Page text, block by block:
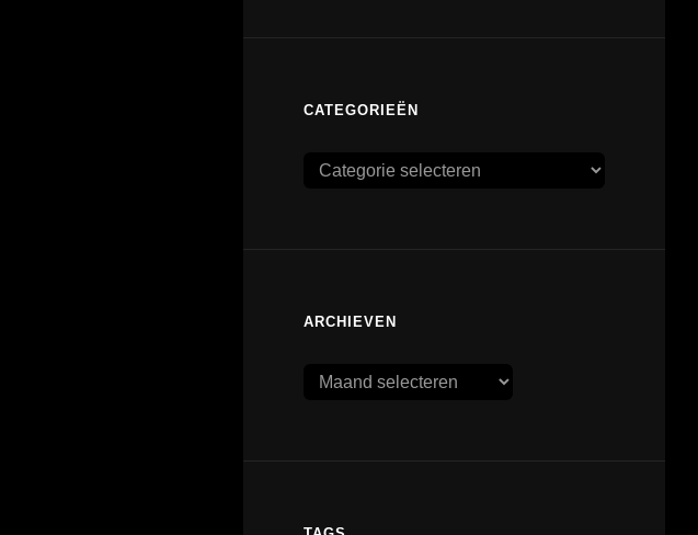
CATEGORIEËN
Categorieën
ARCHIEVEN
Archieven